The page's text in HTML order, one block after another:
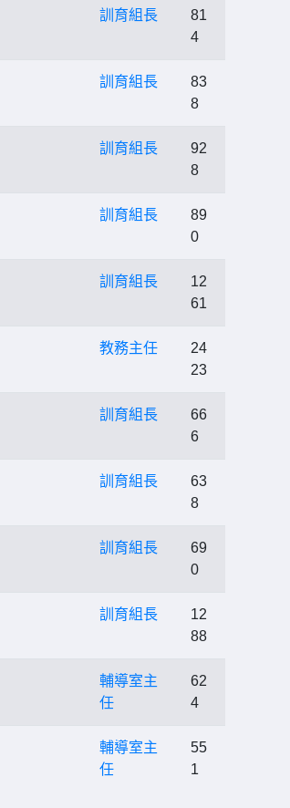
訓育組長
81
4
訓育組長
83
8
訓育組長
92
8
訓育組長
89
0
訓育組長
12
61
教務主任
24
23
訓育組長
66
6
訓育組長
63
8
訓育組長
69
0
訓育組長
12
88
輔導室主
任
62
4
輔導室主
任
55
1